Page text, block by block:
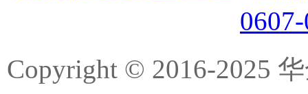
Copyright © 2016-2025